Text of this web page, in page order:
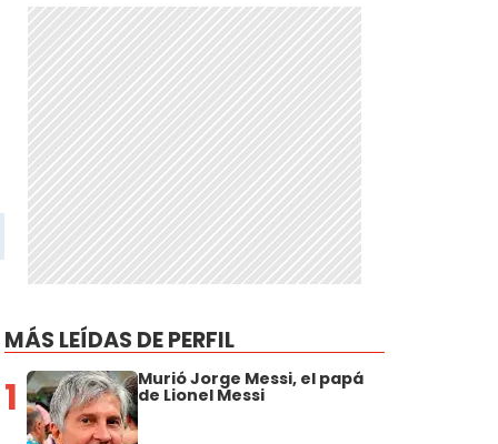
MÁS LEÍDAS DE PERFIL
1 Murió Jorge Messi, el papá
de Lionel Messi